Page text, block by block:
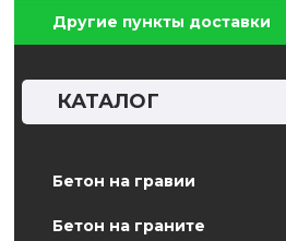
Другие пункты доставки
КАТАЛОГ
Бетон на гравии
Бетон на граните